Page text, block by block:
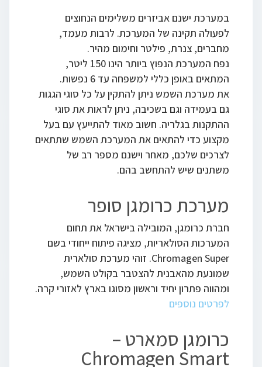
במערכת ישנם אביזרים משלימים הנחוצים
לפעולה תקינה של המערכת. לרבות מעמד,
מחברים, צנרת, פילטר וחימום מהיר.
נפח המערכת הנפוץ ביותר הינו 150 ליטר,
המתאים באופן כללי למשפחה עד 6 נפשות.
את מערכת השמש ניתן להתקין על כל סוגי הגגות
גם בעמידה וגם בשכיבה, ניתן לראות את סוגי
ההתקנות בגלריה. חשוב מאוד להתייעץ עם בעל
מקצוע כדי להתאים את המערכת השמש שתתאים
לצרכים שלכם, מאחר וישנם מספר רב של
משתנים שיש להתחשב בהם.
מערכת כרומגן סופר
חברת כרומגן, המובילה בישראל את תחום
המערכות הסולאריות, מציגה פיתוח ייחודי בשם
Chromagen Super. זוהי מערכת סולארית
שמונעת מהאבנית להצטבר בקולט השמש,
ומהווה פתרון יחיד וראשון מסוגו בארץ לאזורי קרה.
לפרטים נוספים
כרומגן סמארט –
Chromagen Smart